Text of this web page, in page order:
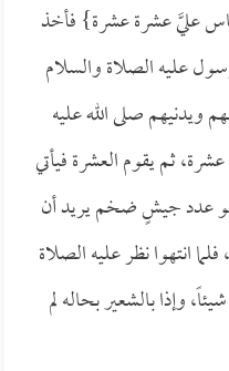
عليَّ عشرة عشرة} فأخذ
عليه الصلاة والسلام
ويدنيهم صلى الله عليه
ثم يقوم العشرة فيأتي
عدد جيشٍ ضخم يريد أن
، فلما انتهوا نظر عليه الصلاة
وإذا بالشعير بحاله لم